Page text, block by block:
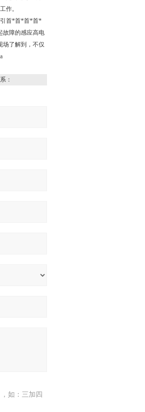
作。
引首*首*首*首*
故障的感应高电
场了解到，不仅
：
如：三加四